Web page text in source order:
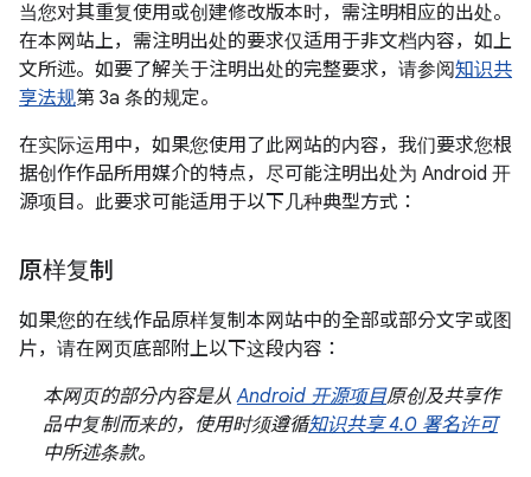
当您对其重复使用或创建修改版本时，需注明相应的出处。
在本网站上，需注明出处的要求仅适用于非文档内容，如上
文所述。如要了解关于注明出处的完整要求，请参阅知识共
享法规第 3a 条的规定。
在实际运用中，如果您使用了此网站的内容，我们要求您根
据创作作品所用媒介的特点，尽可能注明出处为 Android 开
源项目。此要求可能适用于以下几种典型方式：
原样复制
如果您的在线作品原样复制本网站中的全部或部分文字或图
片，请在网页底部附上以下这段内容：
本网页的部分内容是从Android 开源项目原创及共享作
品中复制而来的，使用时须遵循知识共享 4.0 署名许可
中所述条款。